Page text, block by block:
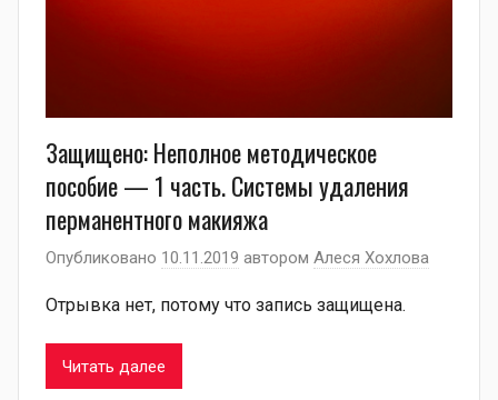
Защищено: Неполное методическое
пособие — 1 часть. Системы удаления
перманентного макияжа
Опубликовано 10.11.2019 автором Алеся Хохлова
Отрывка нет, потому что запись защищена.
Читать далее